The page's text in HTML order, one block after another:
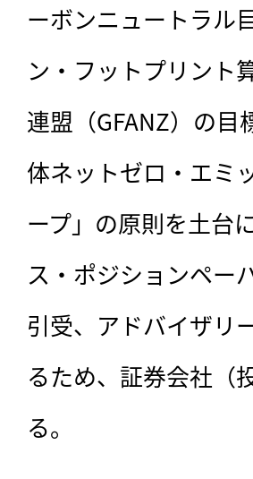
ーボンニュートラル
ン・フットプリント
連盟（GFANZ）の
体ネットゼロ・エミ
ープ」の原則を土台
ス・ポジションペー
引受、アドバイザリ
るため、証券会社（
る。